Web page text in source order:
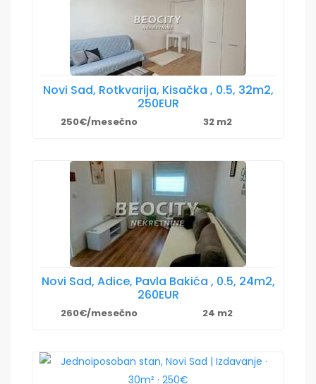
Novi Sad, Rotkvarija, Kisačka , 0.5, 32m2,
250EUR
250€/mesečno 32 m2
Novi Sad, Adice, Pavla Bakića , 0.5, 24m2,
260EUR
260€/mesečno 24 m2